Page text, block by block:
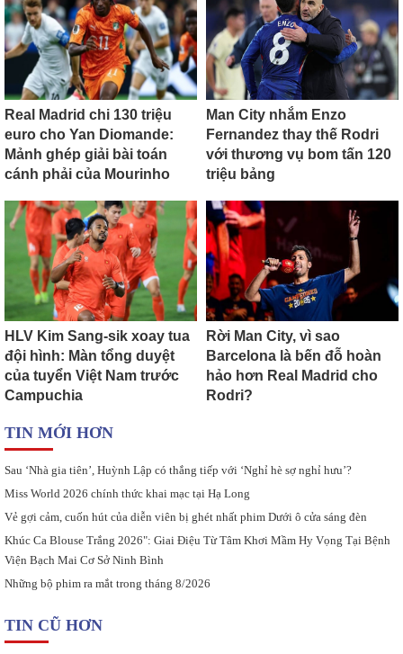
Real Madrid chi 130 triệu
euro cho Yan Diomande:
Mảnh ghép giải bài toán
cánh phải của Mourinho
Man City nhắm Enzo
Fernandez thay thế Rodri
với thương vụ bom tấn 120
triệu bảng
HLV Kim Sang-sik xoay tua
đội hình: Màn tổng duyệt
của tuyển Việt Nam trước
Campuchia
Rời Man City, vì sao
Barcelona là bến đỗ hoàn
hảo hơn Real Madrid cho
Rodri?
TIN MỚI HƠN
Sau ‘Nhà gia tiên’, Huỳnh Lập có thắng tiếp với ‘Nghỉ hè sợ nghỉ hưu’?
Miss World 2026 chính thức khai mạc tại Hạ Long
Vẻ gợi cảm, cuốn hút của diễn viên bị ghét nhất phim Dưới ô cửa sáng đèn
Khúc Ca Blouse Trắng 2026": Giai Điệu Từ Tâm Khơi Mầm Hy Vọng Tại Bệnh
Viện Bạch Mai Cơ Sở Ninh Bình
Những bộ phim ra mắt trong tháng 8/2026
TIN CŨ HƠN